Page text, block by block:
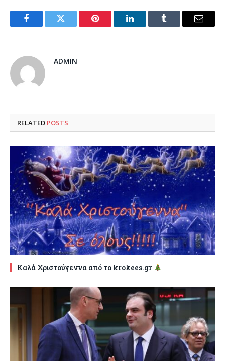
FacebookTwitter Pinterest LinkedInTumblr Email
ADMIN
RELATED POSTS
Καλά Χριστούγεννα από το krokees.gr